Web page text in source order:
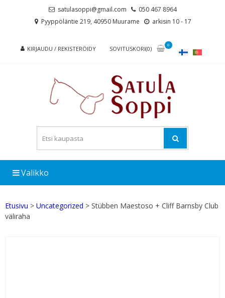
satulasoppi@gmail.com
050 467 8964
Pyyppöläntie 219, 40950 Muurame
arkisin 10 - 17
KIRJAUDU / REKISTERÖIDY SOVITUSKORI(0)
0
Valikko
Etusivu > Uncategorized > Stübben Maestoso + Cliff Barnsby Club
väliraha